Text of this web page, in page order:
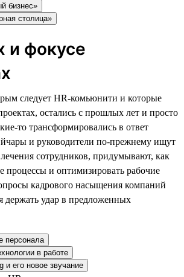
бизнес»
столица»
и фокусе
следует HR-комьюнити и которые
остались с прошлых лет и просто
то трансформировались в ответ
и руководители по-прежнему ищут
сотрудников, придумывают, как
процессы и оптимизировать рабочие
кадрового насыщения компаний
держать удар в предложенных
персонала
в работе
его новое звучание